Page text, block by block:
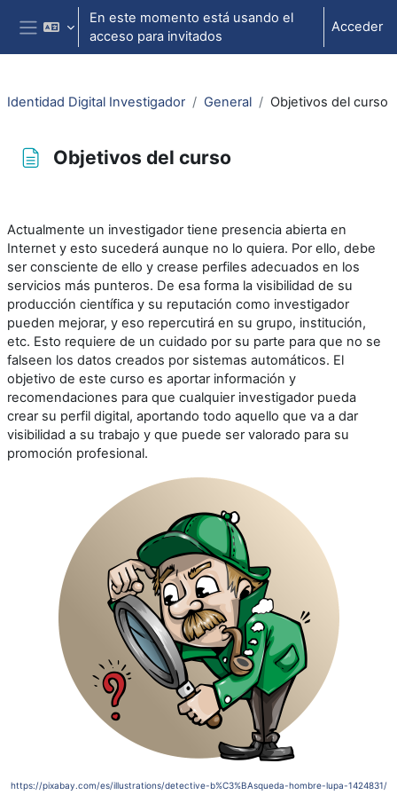
Salta al contenido principal
Panel lateral
En este momento está usando el
acceso para invitados
Acceder
Identidad Digital Investigador General Objetivos del curso
Objetivos del curso
Actualmente un investigador tiene presencia abierta en
Internet y esto sucederá aunque no lo quiera. Por ello, debe
ser consciente de ello y crease perfiles adecuados en los
servicios más punteros. De esa forma la visibilidad de su
producción científica y su reputación como investigador
pueden mejorar, y eso repercutirá en su grupo, institución,
etc. Esto requiere de un cuidado por su parte para que no se
falseen los datos creados por sistemas automáticos. El
objetivo de este curso es aportar información y
recomendaciones para que cualquier investigador pueda
crear su perfil digital, aportando todo aquello que va a dar
visibilidad a su trabajo y que puede ser valorado para su
promoción profesional.
https://pixabay.com/es/illustrations/detective-b%C3%BAsqueda-hombre-lupa-1424831/